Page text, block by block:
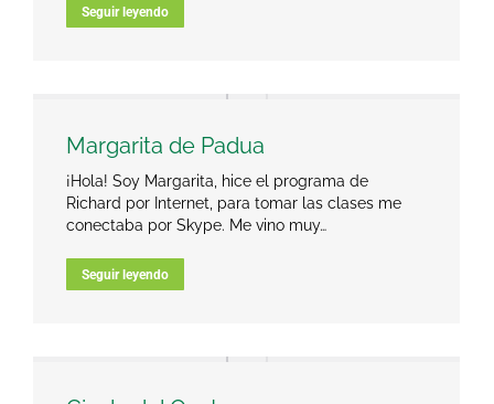
Seguir leyendo
Margarita de Padua
¡Hola! Soy Margarita, hice el programa de
Richard por Internet, para tomar las clases me
conectaba por Skype. Me vino muy…
Seguir leyendo